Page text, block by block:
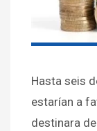
Hasta seis
estarían a
destinara